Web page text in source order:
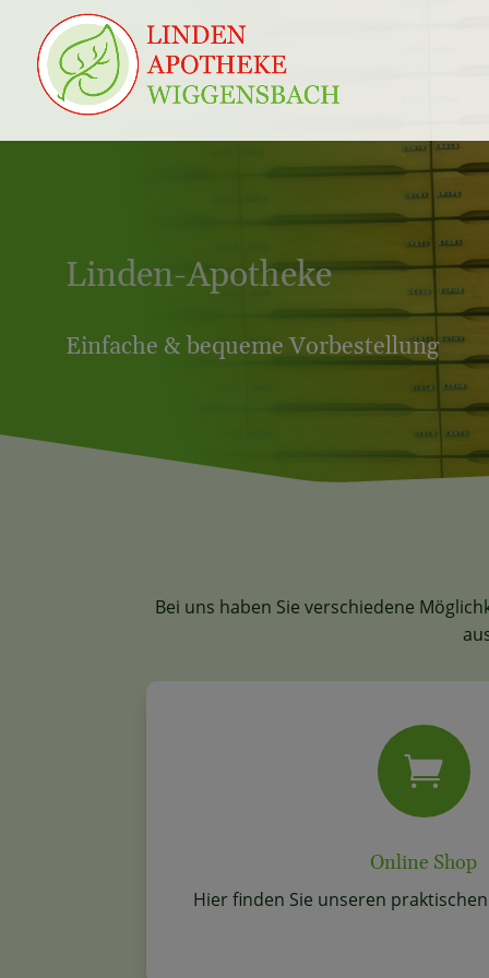
Linden-Apotheke
Einfache & bequeme Vor­bestellung
Bei uns haben Sie verschiedene

Online Shop
Hier finden Sie unseren